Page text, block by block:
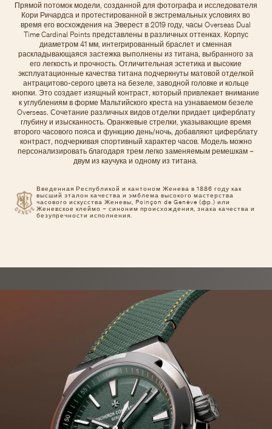
Введенная Республикой и кантоном Женева в 1886 году как
высший эталон качества и эмблема высокого мастерства
часового искусства Женевы, Poinçon de Genève (фр.) или
Женевское клеймо – синоним происхождения, знака качества и
безупречности исполнения.
Прямой потомок модели, созданной для фотографа и исследователя
Кори Ричардса и протестированной в экстремальных условиях во
время его восхождения на Эверест в 2019 году, часы Overseas Dual
Time Cardinal Points представлены в различных оттенках. Корпус
диаметром 41 мм, интегрированный браслет и сменная
раскладывающаяся застежка выполнены из титана, выбранного за
его легкость и прочность. Отличительная эстетика и высокие
эксплуатационные качества титана подчеркнуты матовой отделкой
антрацитово-серого цвета на безеле, заводной головке и кольце
кнопки. Это создает изящный контраст, который привлекает внимание
к углублениям в форме Мальтийского креста на узнаваемом безеле
Overseas. Сочетание различных видов отделки придает циферблату
глубину и изысканность. Оранжевые стрелки, указывающие время
второго часового пояса и функцию день/ночь, добавляют циферблату
контраст, подчеркивая спортивный характер часов. Модель можно
персонализировать благодаря трем легко заменяемым ремешкам –
двум из каучука и одному из титана.